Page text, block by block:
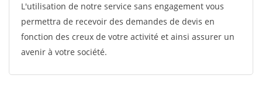
L'utilisation de notre service sans engagement vous
permettra de recevoir des demandes de devis en
fonction des creux de votre activité et ainsi assurer un
avenir à votre société.